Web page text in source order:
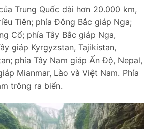
Trung Quốc dài hơn 20.000 km,
Tiên; phía Đông Bắc giáp Nga;
Cổ; phía Tây Bắc giáp Nga,
giáp Kyrgyzstan, Tajikistan,
phía Tây Nam giáp Ấn Độ, Nepal,
Mianmar, Lào và Việt Nam. Phía
trông ra biển.